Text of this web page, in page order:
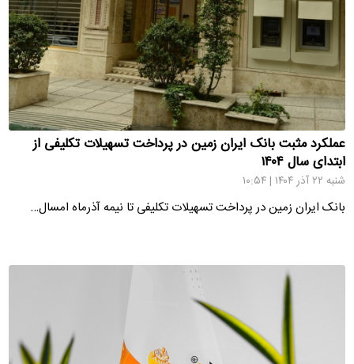
عملکرد مثبت بانک ایران ‌زمین در پرداخت تسهیلات تکلیفی از
ابتدای سال ۱۴۰۴
شنبه ۲۲ آذر ۱۴۰۴ | ۱۰:۵۴
بانک ایران زمین در پرداخت تسهیلات تکلیفی تا نیمه آذرماه امسال…